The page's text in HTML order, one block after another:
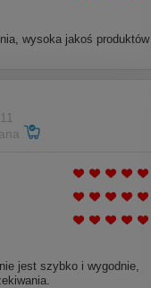
wysoka jakoś produktów
jest szybko i wygodnie,